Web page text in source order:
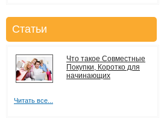
Статьи
Что такое Совместные
Покупки, Коротко для
начинающих
Читать все...